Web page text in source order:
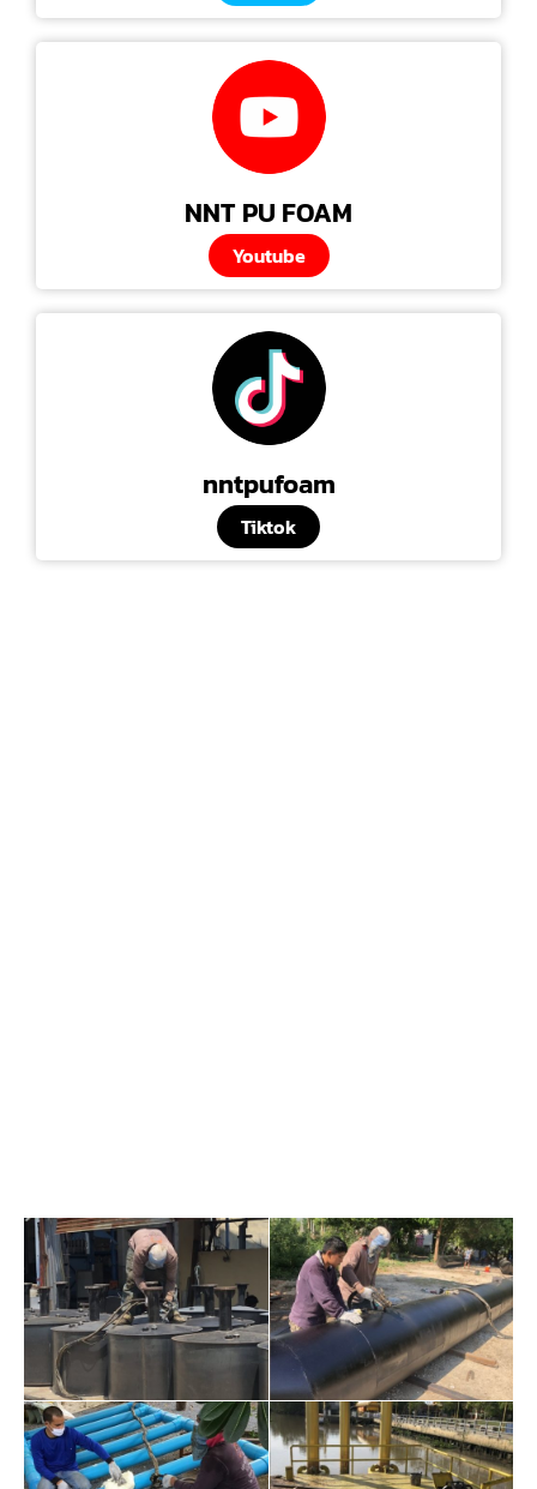
NNT PU FOAM
Youtube
nntpufoam
Tiktok